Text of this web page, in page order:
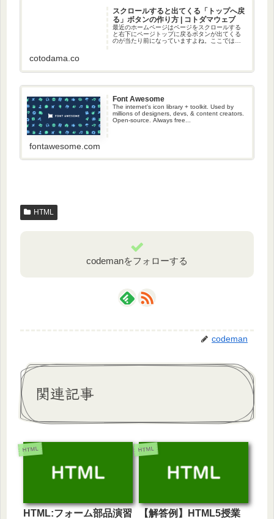
スクロールすると出てくる「トップへ戻
る」ボタンの作り方 | コトダマウェブ
最近のホームページはページをスクロールする
と右下にページトップに戻るボタンが出てくる
のが当たり前になっていますよね。ここでは、
cotodama.co
Font Awesome
The internet's icon library + toolkit. Used by
millions of designers, devs, & content creators.
Open-source. Always free...
fontawesome.com
HTML
codemanをフォローする
codeman
関連記事
HTML
HTML:フォーム部品演習
HTML
【解答例】HTML5授業